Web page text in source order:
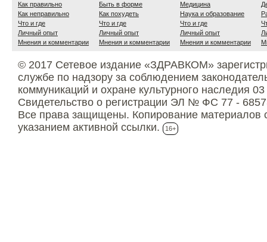
Как правильно
Как неправильно
Что и где
Личный опыт
Мнения и комментарии
Быть в форме
Как похудеть
Что и где
Личный опыт
Мнения и комментарии
Медицина
Наука и образование
Что и где
Личный опыт
Мнения и комментарии
© 2017 Сетевое издание «ЗДРАВКОМ»
службе по надзору за соблюдением
коммуникаций и охране культурного наследия
Свидетельство о регистрации ЭЛ № ФС 77 -
Все права защищены. Копирование материалов
указанием активной ссылки.
16+